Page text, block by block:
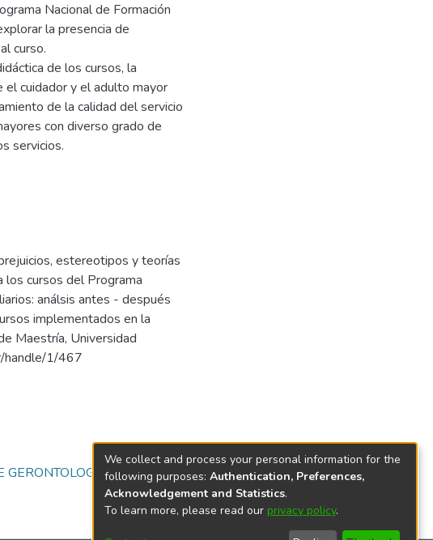
Nacional de Formación
la presencia de
curso.
de los cursos, la
el cuidador y el adulto mayor
de la calidad del servicio
con diverso grado de
servicios.
estereotipos y teorías
los cursos del Programa
análsis antes - después
implementados en la
Maestría, Universidad
handle/1/467
GERONTOLOGÍA
We collect and process your personal information for the
following purposes: Authentication, Preferences,
Acknowledgement and Statistics.
To learn more, please read our privacy policy.